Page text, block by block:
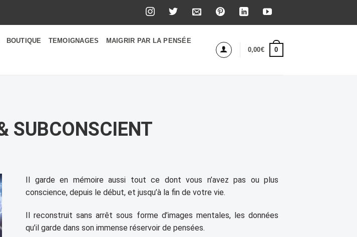
BOUTIQUE TEMOIGNAGES MAIGRIR PAR LA PENSÉE
0,00€ 0
SUBCONSCIENT
Il garde en mémoire aussi tout ce dont vous n’avez pas ou plus
conscience, depuis le début, et jusqu’à la fin de votre vie.
Il reconstruit sans arrêt sous forme d’images mentales, les données
qu’il garde dans son immense réservoir de pensées.